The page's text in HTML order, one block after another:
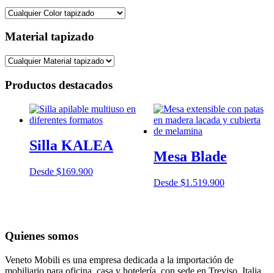
Material tapizado
Productos destacados
Silla KALEA
Desde $169.900
Mesa Blade
Desde$1.519.900
Quienes somos
Veneto Mobili es una empresa dedicada a la importación de
mobiliario para oficina, casa y hotelería, con sede en Treviso, Italia,